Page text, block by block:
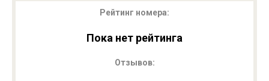
Рейтинг номера:
Пока нет рейтинга
Отзывов: